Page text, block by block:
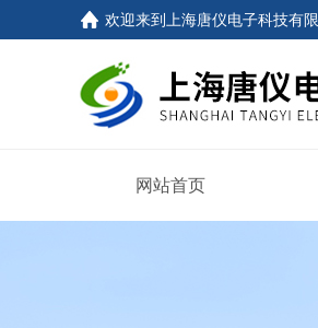
欢迎来到 上海唐仪电子科技有
网站首页